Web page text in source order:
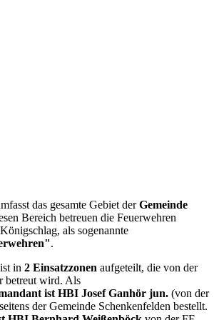
das gesamte Gebiet derGemeinde
Bereich betreuen die Feuerwehren
als sogenannte
.
in 2 Einsatzzonen aufgeteilt, die von der
betreut wird. Als
ist HBI Josef Ganhör jun. (von der
der Gemeinde Schenkenfelden bestellt.